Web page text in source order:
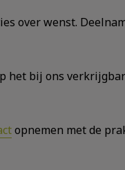
over wenst.
het bij ons
opnemen met de